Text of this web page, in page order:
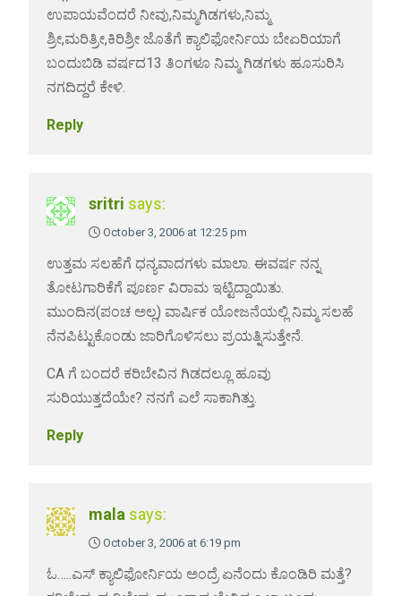
ಉಪಾಯವೆಂದರೆ ನೀವು,ನಿಮ್ಮಗಿಡಗಳು,ನಿಮ್ಮ
ಶ್ರೀ,ಮರಿತ್ರೀ,ಕಿರಿಶ್ರೀ ಜೊತೆಗೆ ಕ್ಯಾಲಿಫೋರ್ನಿಯ ಬೇಏರಿಯಾಗೆ
ಬಂದುಬಿಡಿ ವರ್ಷದ13 ತಿಂಗಳೂ ನಿಮ್ಮ ಗಿಡಗಳು ಹೂಸುರಿಸಿ
ನಗದಿದ್ದರೆ ಕೇಳಿ.
Reply
sritri says:
October 3, 2006 at 12:25 pm
ಉತ್ತಮ ಸಲಹೆಗೆ ಧನ್ಯವಾದಗಳು ಮಾಲಾ. ಈವರ್ಷ ನನ್ನ
ತೋಟಗಾರಿಕೆಗೆ ಪೂರ್ಣ ವಿರಾಮ ಇಟ್ಟಿದ್ದಾಯಿತು.
ಮುಂದಿನ(ಪಂಚ ಅಲ್ಲ) ವಾರ್ಷಿಕ ಯೋಜನೆಯಲ್ಲಿ ನಿಮ್ಮ ಸಲಹೆ
ನೆನಪಿಟ್ಟುಕೊಂಡು ಜಾರಿಗೊಳಿಸಲು ಪ್ರಯತ್ನಿಸುತ್ತೇನೆ.
CA ಗೆ ಬಂದರೆ ಕರಿಬೇವಿನ ಗಿಡದಲ್ಲೂ ಹೂವು
ಸುರಿಯುತ್ತದೆಯೇ? ನನಗೆ ಎಲೆ ಸಾಕಾಗಿತ್ತು.
Reply
mala says:
October 3, 2006 at 6:19 pm
ಓ…..ಎಸ್ ಕ್ಯಾಲಿಫೋರ್ನಿಯ ಅಂದ್ರೆ ಏನೆಂದು ಕೊಂಡಿರಿ ಮತ್ತೆ?